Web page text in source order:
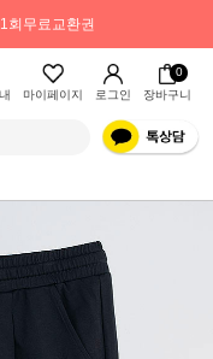
회무료교환권
마이페이지 로그인
0
장바구니